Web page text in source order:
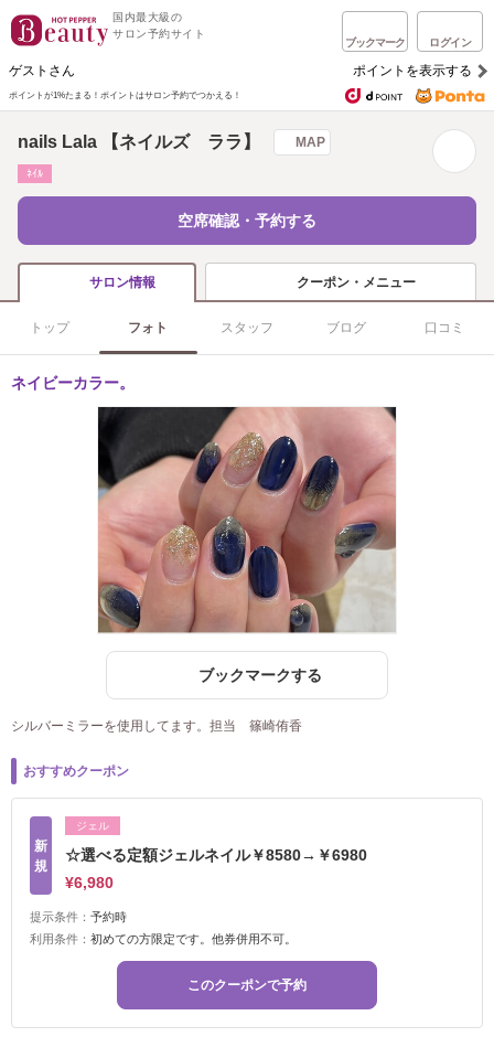
国内最大級の
サロン予約サイト
ブックマーク ログイン
ゲストさん ポイントを表示する
ポイントが1%たまる！ ポイントはサロン予約でつかえる！
nails Lala 【ネイルズ ララ】 MAP
ﾈｲﾙ
空席確認・予約する
サロン情報 クーポン・メニュー
トップ フォト スタッフ ブログ 口コミ
ネイビーカラー。
ブックマークする
シルバーミラーを使用してます。担当 篠崎侑香
おすすめクーポン
新
規
ジェル
☆選べる定額ジェルネイル￥8580→￥6980
¥6,980
提示条件： 予約時
利用条件： 初めての方限定です。他券併用不可。
このクーポンで予約